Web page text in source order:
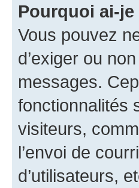
Pourquoi ai-
Vous pouvez
d’exiger ou
messages.
fonctionnalités
visiteurs,
l’envoi de
d’utilisateurs,